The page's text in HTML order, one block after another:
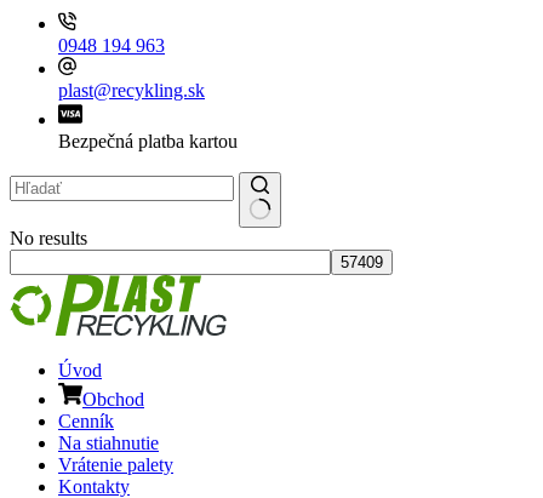
0948 194 963
plast@recykling.sk
Bezpečná platba kartou
No results
Úvod
Obchod
Cenník
Na stiahnutie
Vrátenie palety
Kontakty